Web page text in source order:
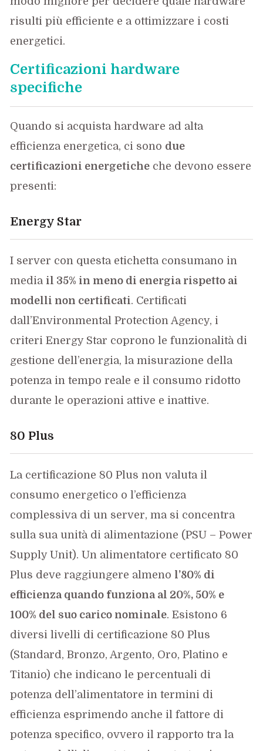
risulti più efficiente e a ottimizzare i costi
energetici.
Certificazioni hardware
specifiche
Quando si acquista hardware ad alta
efficienza energetica, ci sono due
certificazioni energetiche che devono essere
presenti:
Energy Star
I server con questa etichetta consumano in
media il 35% in meno di energia rispetto ai
modelli non certificati. Certificati
dall’Environmental Protection Agency, i
criteri Energy Star coprono le funzionalità di
gestione dell’energia, la misurazione della
potenza in tempo reale e il consumo ridotto
durante le operazioni attive e inattive.
80 Plus
La certificazione 80 Plus non valuta il
consumo energetico o l’efficienza
complessiva di un server, ma si concentra
sulla sua unità di alimentazione (PSU – Power
Supply Unit). Un alimentatore certificato 80
Plus deve raggiungere almeno l’80% di
efficienza quando funziona al 20%, 50% e
100% del suo carico nominale. Esistono 6
diversi livelli di certificazione 80 Plus
(Standard, Bronzo, Argento, Oro, Platino e
Titanio) che indicano le percentuali di
potenza dell’alimentatore in termini di
efficienza esprimendo anche il fattore di
potenza specifico, ovvero il rapporto tra la